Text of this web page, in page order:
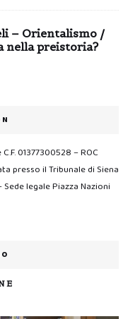
– Orientalismo /
nella preistoria?
01377300528 – ROC
presso il Tribunale di Siena
legale Piazza Nazioni